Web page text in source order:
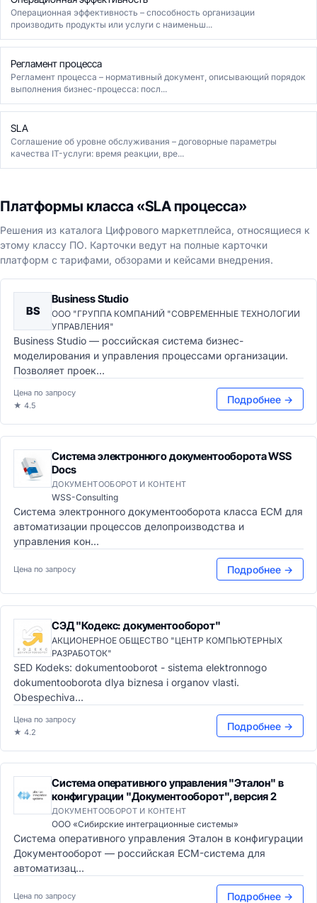
Операционная эффективность – способность организации
производить продукты или услуги с наименьш...
Регламент процесса
Регламент процесса – нормативный документ, описывающий порядок
выполнения бизнес-процесса: посл...
SLA
Соглашение об уровне обслуживания – договорные параметры
качества IT-услуги: время реакции, вре...
Платформы класса «SLA процесса»
Решения из каталога Цифрового маркетплейса, относящиеся к
этому классу ПО. Карточки ведут на полные карточки
платформ с тарифами, обзорами и кейсами внедрения.
BS
Business Studio
ООО "ГРУППА КОМПАНИЙ "СОВРЕМЕННЫЕ ТЕХНОЛОГИИ
УПРАВЛЕНИЯ"
Business Studio — российская система бизнес-
моделирования и управления процессами организации.
Позволяет проек...
Цена по запросу
★ 4.5
Подробнее →
Система электронного документооборота WSS
Docs
ДОКУМЕНТООБОРОТ И КОНТЕНТ
WSS-Consulting
Система электронного документооборота класса ECM для
автоматизации процессов делопроизводства и
управления кон...
Цена по запросу Подробнее →
СЭД "Кодекс: документооборот"
АКЦИОНЕРНОЕ ОБЩЕСТВО "ЦЕНТР КОМПЬЮТЕРНЫХ
РАЗРАБОТОК"
SED Kodeks: dokumentooborot - sistema elektronnogo
dokumentooborota dlya biznesa i organov vlasti.
Obespechiva...
Цена по запросу
★ 4.2
Подробнее →
Система оперативного управления "Эталон" в
конфигурации "Документооборот", версия 2
ДОКУМЕНТООБОРОТ И КОНТЕНТ
ООО «Сибирские интеграционные системы»
Система оперативного управления Эталон в конфигурации
Документооборот — российская ECM-система для
автоматизац...
Цена по запросу Подробнее →